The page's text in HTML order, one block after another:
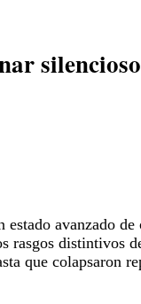
silencioso
estado avanzado
rasgos distintivos
que colapsaron